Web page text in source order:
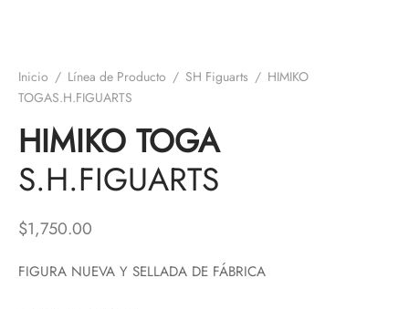
Inicio / Línea de Producto / SH Figuarts / HIMIKO
TOGAS.H.FIGUARTS
HIMIKO TOGA
S.H.FIGUARTS
$1,750.00
FIGURA NUEVA Y SELLADA DE FÁBRICA